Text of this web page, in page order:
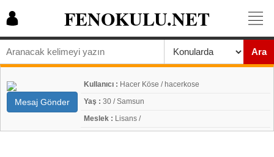
FENOKULU.NET
Ara
Mesaj Gönder
Kullanıcı : Hacer Köse / hacerkose
Yaş : 30 / Samsun
Meslek : Lisans /